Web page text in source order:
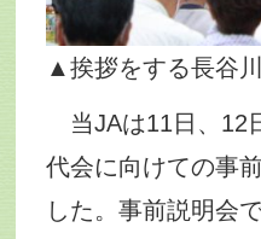
▲挨拶をする長谷
当JAは11日、12
代会に向けての事
した。事前説明会